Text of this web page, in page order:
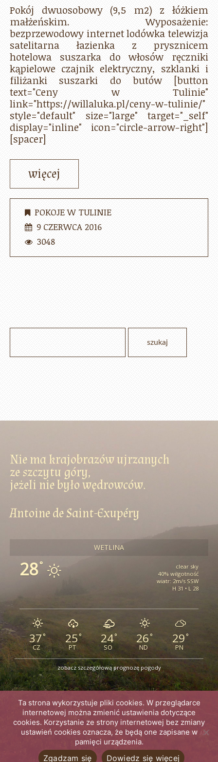
Pokój dwuosobowy (9,5 m2) z łóżkiem
małżeńskim. Wyposażenie:
bezprzewodowy internet lodówka telewizja
satelitarna łazienka z prysznicem
hotelowa suszarka do włosów ręczniki
kąpielowe czajnik elektryczny, szklanki i
filiżanki suszarki do butów [button
text="Ceny w Tulinie"
link="https://willaluka.pl/ceny-w-tulinie/"
style="default" size="large" target="_self"
display="inline" icon="circle-arrow-right"]
[spacer]
więcej
POKOJE W TULINIE
9 CZERWCA 2016
3048
Nie ma krajobrazów ujrzanych
ze szczytu góry,
jeżeli nie było wędrowców.
Antoine de Saint-Exupéry
WETLINA
28°
clear sky
40% wilgotność
wiatr: 2m/s SSW
H 31 • L 28
37°
CZ
25°
PT
24°
SO
26°
ND
29 °
PN
zobacz szczegółową prognozę pogody
2016 © AM
Ta strona wykorzystuje pliki cookies. W przeglądarce
internetowej można zmienić ustawienia dotyczące
cookies. Korzystanie ze strony internetowej bez zmiany
ustawień cookies oznacza, że będą one zapisane w
pamięci urządzenia.
Zgadzam się Dowiedz się więcej